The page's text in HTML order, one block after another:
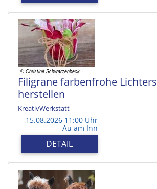
Filigrane farbenfrohe
herstellen
KreativWerkstatt
15.08.2026 11:00 Uhr
Au am Inn
DETAIL